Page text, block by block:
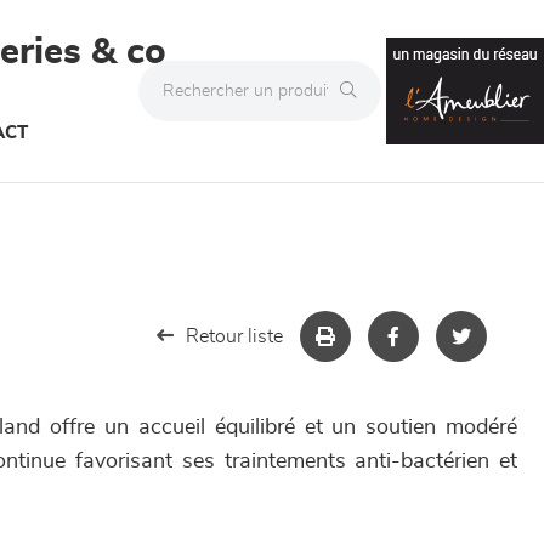
& co
Retour liste
offre un accueil équilibré et un soutien modéré
favorisant ses traintements anti-bactérien et